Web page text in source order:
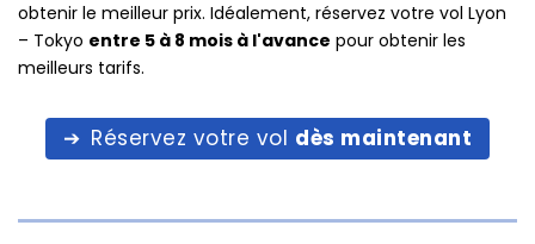
obtenir le meilleur prix. Idéalement, réservez votre vol Lyon
– Tokyo entre 5 à 8 mois à l'avance pour obtenir les
meilleurs tarifs.
Réservez votre vol dès maintenant